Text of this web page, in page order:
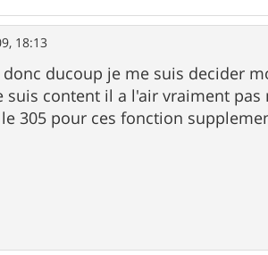
18:13
ducoup je me suis decider
suis content il a l'air vraiment
305 pour ces fonction